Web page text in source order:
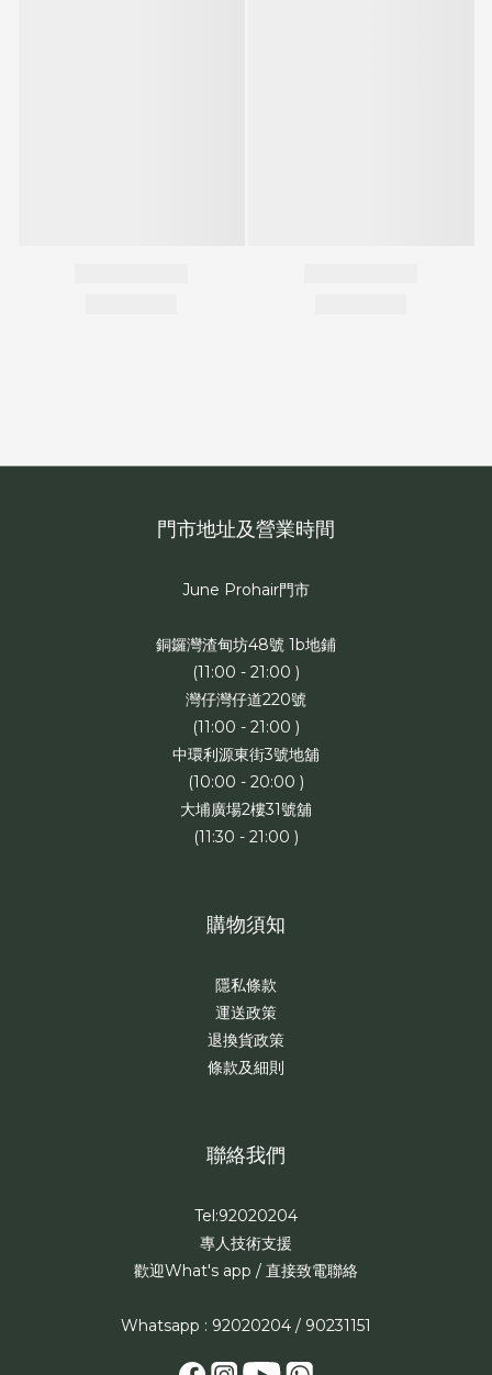
門市地址及營業時間
June Prohair門市
銅鑼灣渣甸坊48號 1b地鋪
(11:00 - 21:00 )
灣仔灣仔道220號
(11:00 - 21:00 )
中環利源東街3號地舖
(10:00 - 20:00 )
大埔廣場2樓31號舖
(11:30 - 21:00 )
購物須知
隱私條款
運送政策
退換貨政策
條款及細則
聯絡我們
Tel:92020204
專人技術支援
歡迎What's app / 直接致電聯絡
Whatsapp : 92020204 / 90231151